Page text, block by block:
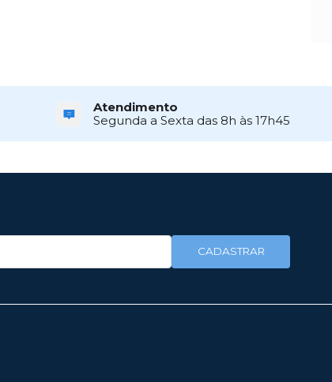
Atendimento
Segunda a Sexta das 8h às 17h45
CADASTRAR